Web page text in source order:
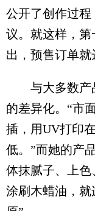
公开了创作过
议。就这样，第
出，预售订单就
与大多数产
的差异化。“市
插，用UV打印
低。”而她的产
体抹腻子、上色
涂刷木蜡油，